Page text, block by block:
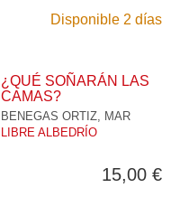
Disponible 2 días
¿QUÉ SOÑARÁN LAS
CAMAS?
BENEGAS ORTIZ, MAR
LIBRE ALBEDRÍO
15,00 €